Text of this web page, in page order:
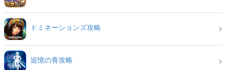
ドミネーションズ攻略
追憶の青攻略